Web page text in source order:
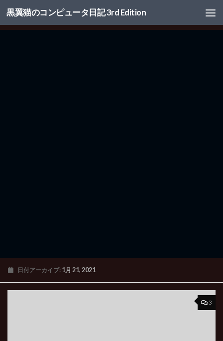
コンテンツへスキップ
黒翼猫のコンピュータ日記 3rd Edition
日付アーカイブ: 1月 21, 2021
3